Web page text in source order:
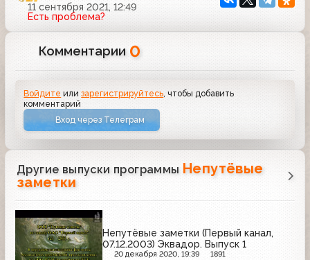
11 сентября 2021, 12:49
Есть проблема?
Комментарии 0
Войдите илизарегистрируйтесь , чтобы добавить
комментарий
Вход через Телеграм
Другие выпуски программы Непутёвые
заметки
Непутёвые заметки (Первый канал,
07.12.2003) Эквадор. Выпуск 1
20 декабря 2020, 19:39 1891